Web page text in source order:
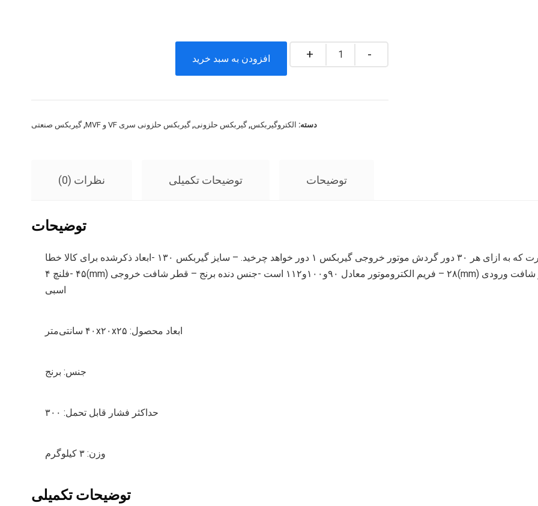
افزودن به سبد خرید
دسته: الکتروگیربکس,گیربکس حلزونی,گیربکس حلزونی سری VF و MVF ,گیربکس صنعتی
توضیحات توضیحات تکمیلی نظرات (0)
توضیحات
سایر توضیحات: نسبت این گیربکس ۱ به ۳۰ است به این صورت که به ازای هر ۳۰ دور گردش موتور خروجی گیربکس ۱ دور خواهد چرخید. – سایز گیربکس ۱۳۰ -ابعاد ذکرشده برای کالا خطا
دارد – نوع گیربکس: صنعتی گیربکس حلزونی فلنچ دار – قطر شافت ورودی (mm)۲۸ – فریم الکتروموتور معادل ۹۰و۱۰۰و۱۱۲ است -جنس دنده برنج – قطر شافت خروجی (mm)۴۵ -فلنچ ۴
اسبی
ابعاد محصول: ۴۰x۲۰x۲۵ سانتی‌متر
جنس: برنج
حداکثر فشار قابل تحمل: ۳۰۰
وزن: ۳ کیلوگرم
توضیحات تکمیلی